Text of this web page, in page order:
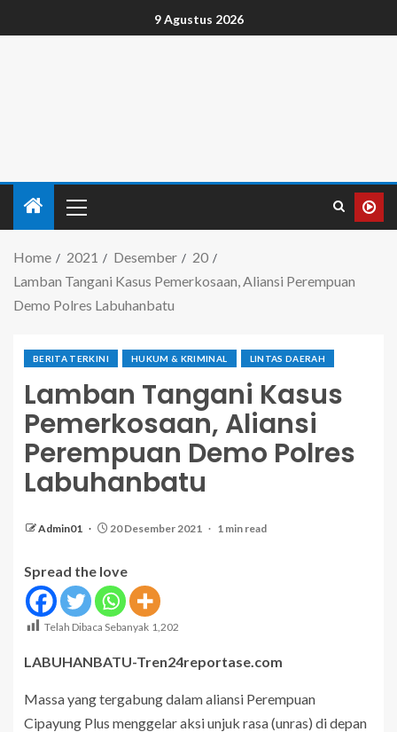
9 Agustus 2026
Home 2021 Desember
20
Lamban Tangani Kasus Pemerkosaan, Aliansi Perempuan
Demo Polres Labuhanbatu
BERITA TERKINI HUKUM & KRIMINAL LINTAS DAERAH
Lamban Tangani Kasus
Pemerkosaan, Aliansi
Perempuan Demo Polres
Labuhanbatu
Admin01 20 Desember 2021 1 min read
Spread the love
Telah Dibaca Sebanyak 1,202
LABUHANBATU-Tren24reportase.com
Massa yang tergabung dalam aliansi Perempuan
Cipayung Plus menggelar aksi unjuk rasa (unras) di depan